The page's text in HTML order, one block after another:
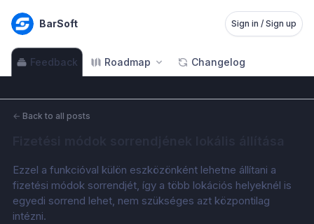
BarSoft Sign in / Sign up
Feedback Roadmap Changelog
← Back to all posts
Ezzel a funkcióval külön eszközönként lehetne állítani a
fizetési módok sorrendjét, így a több lokációs helyeknél is
egyedi sorrend lehet, nem szükséges azt központilag
intézni.